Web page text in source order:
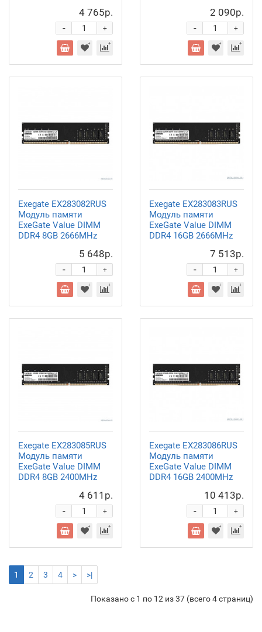
4 765р.
+
-
2 090р.
+
-
Exegate EX283082RUS
Модуль памяти
ExeGate Value DIMM
DDR4 8GB 2666MHz
5 648р.
+
-
Exegate EX283083RUS
Модуль памяти
ExeGate Value DIMM
DDR4 16GB 2666MHz
7 513р.
+
-
Exegate EX283085RUS
Модуль памяти
ExeGate Value DIMM
DDR4 8GB 2400MHz
4 611р.
+
-
Exegate EX283086RUS
Модуль памяти
ExeGate Value DIMM
DDR4 16GB 2400MHz
10 413р.
+
-
1 2 3 4 > >|
Показано с 1 по 12 из 37 (всего 4 страниц)